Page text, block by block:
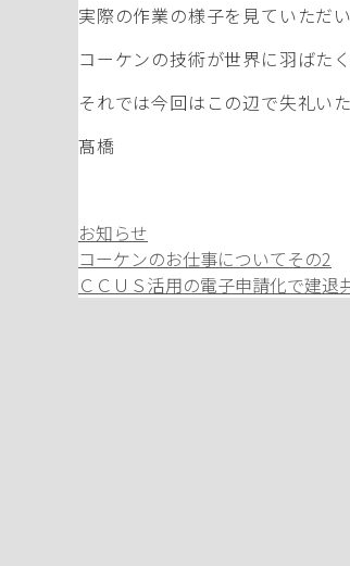
実際の作業の様子を見ていただ
コーケンの技術が世界に羽ばた
それでは今回はこの辺で失礼いた
髙橋
カ
テ
ゴ
お知らせ
コーケンのお仕事についてその2
ＣＣＵＳ活用の電子申請化で建退